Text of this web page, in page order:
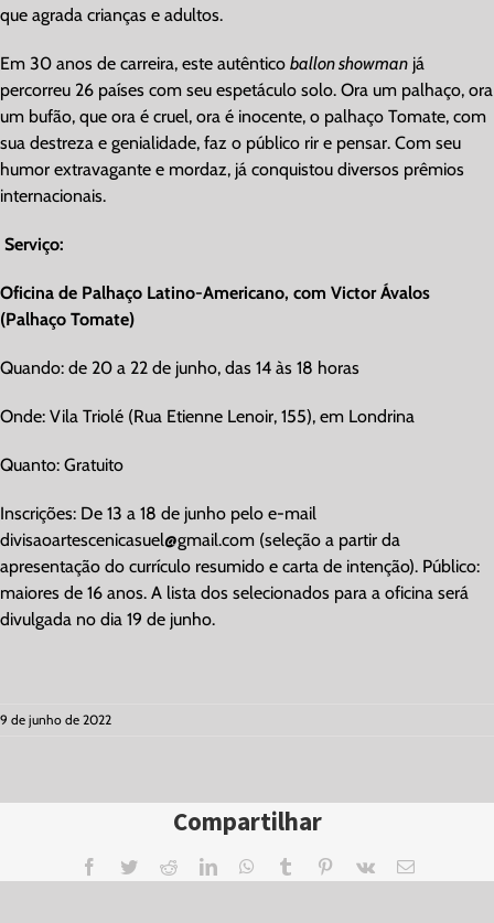
que agrada crianças e adultos.
Em 30 anos de carreira, este autêntico ballon showman já
percorreu 26 países com seu espetáculo solo. Ora um palhaço, ora
um bufão, que ora é cruel, ora é inocente, o palhaço Tomate, com
sua destreza e genialidade, faz o público rir e pensar. Com seu
humor extravagante e mordaz, já conquistou diversos prêmios
internacionais.
Serviço:
Oficina de Palhaço Latino-Americano, com Victor Ávalos
(Palhaço Tomate)
Quando: de 20 a 22 de junho, das 14 às 18 horas
Onde: Vila Triolé (Rua Etienne Lenoir, 155), em Londrina
Quanto: Gratuito
Inscrições: De 13 a 18 de junho pelo e-mail
divisaoartescenicasuel@gmail.com (seleção a partir da
apresentação do currículo resumido e carta de intenção). Público:
maiores de 16 anos. A lista dos selecionados para a oficina será
divulgada no dia 19 de junho.
9 de junho de 2022
Compartilhar
Facebook
TwitterRedditLinkedInWhatsApp
Tumblr Pinterest
Vk Email